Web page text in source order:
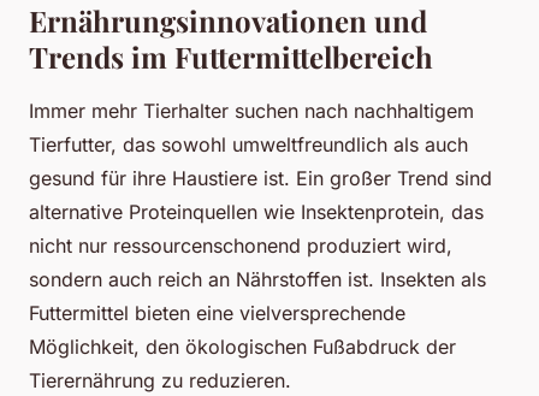
Ernährungsinnovationen und
Trends im Futtermittelbereich
Immer mehr Tierhalter suchen nach nachhaltigem
Tierfutter, das sowohl umweltfreundlich als auch
gesund für ihre Haustiere ist. Ein großer Trend sind
alternative Proteinquellen wie Insektenprotein, das
nicht nur ressourcenschonend produziert wird,
sondern auch reich an Nährstoffen ist. Insekten als
Futtermittel bieten eine vielversprechende
Möglichkeit, den ökologischen Fußabdruck der
Tierernährung zu reduzieren.